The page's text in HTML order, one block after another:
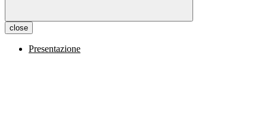
close
Presentazione